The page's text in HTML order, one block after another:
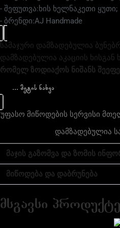
- შეფუთვა:ხის ხელნაკეთი ყუთი;
- ბრენდი:AJ Handmade
სამაჯური დამზადებულია
დამზადებულია აკაციის ხისგან
რომელ ზოდიაქოს ნიშანს
თხის რქა;
მშვილდოსანი;
ქალწული.
... მეტის ნახვა
უფასო მიწოდების სერვისი
დამზადებულია
მაჯის გაზომვა და ზომის
მიწოდება და დაბრუნება
მსგავსი